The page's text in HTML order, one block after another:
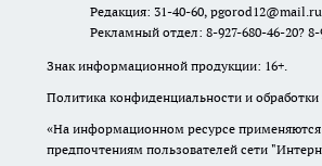
Редакция: 31-40-60, pgorod12@mail.ru
Рекламный отдел: 8-927-680-46-20?
Знак информационной продукции: 16+.
Политика конфиденциальности и
«На информационном ресурсе применяются
предпочтениям пользователей сети